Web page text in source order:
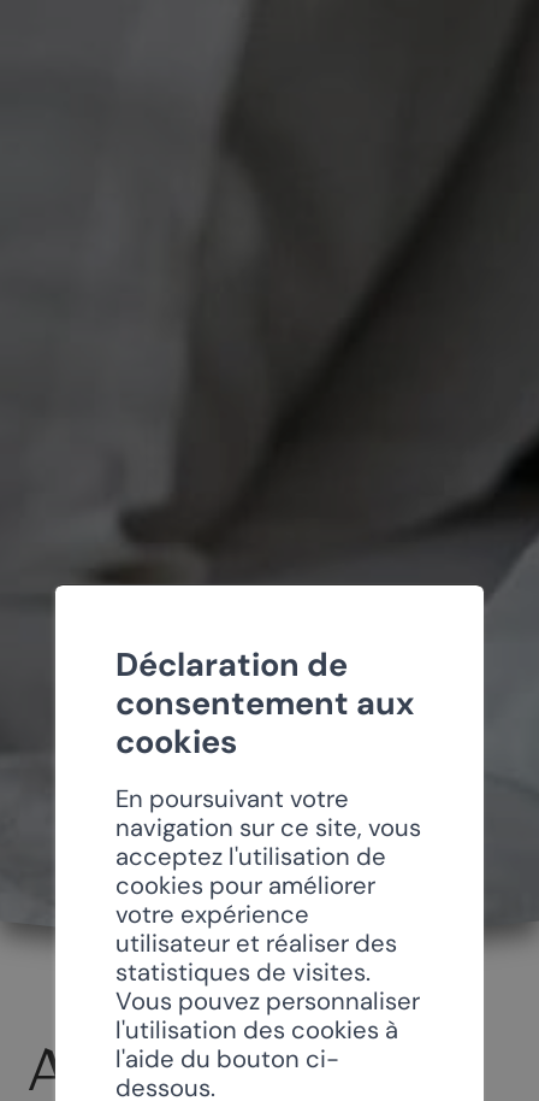
APPARTEMENT
Déclaration de
consentement aux
cookies
En poursuivant votre
navigation sur ce site, vous
acceptez l'utilisation de
cookies pour améliorer
votre expérience
utilisateur et réaliser des
statistiques de visites.
Vous pouvez personnaliser
l'utilisation des cookies à
l'aide du bouton ci-
dessous.